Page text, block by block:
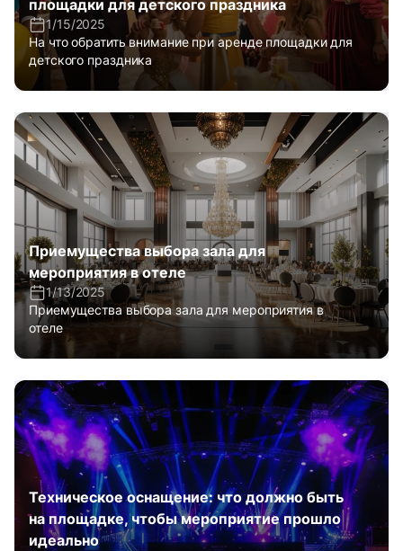
площадки для детского праздника
1/15/2025
На что обратить внимание при аренде площадки для
детского праздника
Приемущества выбора зала для
мероприятия в отеле
1/13/2025
Приемущества выбора зала для мероприятия в
отеле
Техническое оснащение: что должно быть
на площадке, чтобы мероприятие прошло
идеально